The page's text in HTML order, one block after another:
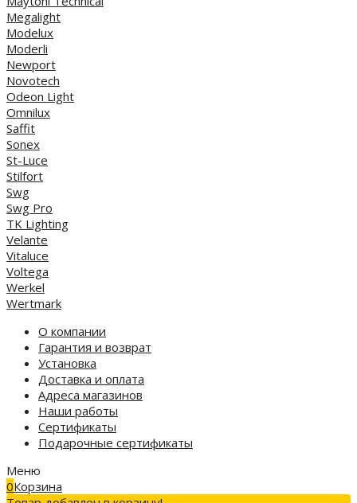
Megalight
Modelux
Moderli
Newport
Novotech
Odeon Light
Omnilux
Saffit
Sonex
St-Luce
Stilfort
Swg
Swg Pro
TK Lighting
Velante
Vitaluce
Voltega
Werkel
Wertmark
О компании
Гарантия и возврат
Установка
Доставка и оплата
Адреса магазинов
Наши работы
Сертификаты
Подарочные сертификаты
Меню
0Корзина